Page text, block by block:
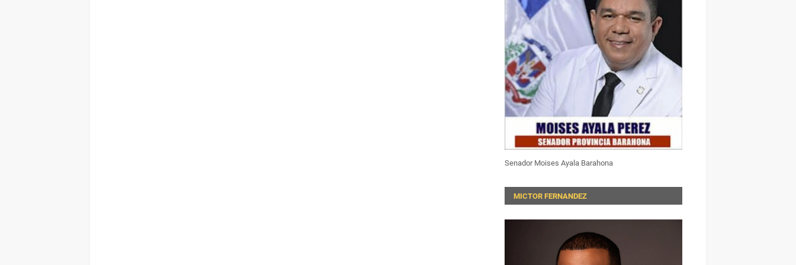
Senador Moises Ayala Barahona
MICTOR FERNANDEZ